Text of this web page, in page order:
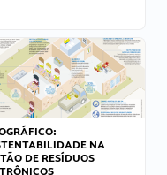
NA
DE RESÍDUOS